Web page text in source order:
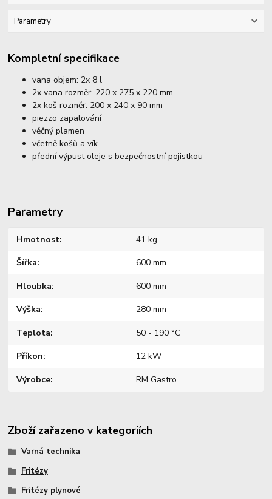
Parametry
Kompletní specifikace
vana objem: 2x 8 l
2x vana rozměr: 220 x 275 x 220 mm
2x koš rozměr: 200 x 240 x 90 mm
piezzo zapalování
věčný plamen
včetně košů a vík
přední výpust oleje s bezpečnostní pojistkou
Parametry
Hmotnost 41 kg
Šířka 600 mm
Hloubka 600 mm
Výška 280 mm
Teplota 50 - 190 °C
Příkon 12 kW
Výrobce RM Gastro
Zboží zařazeno v kategoriích
Varná technika
Fritézy
Fritézy plynové